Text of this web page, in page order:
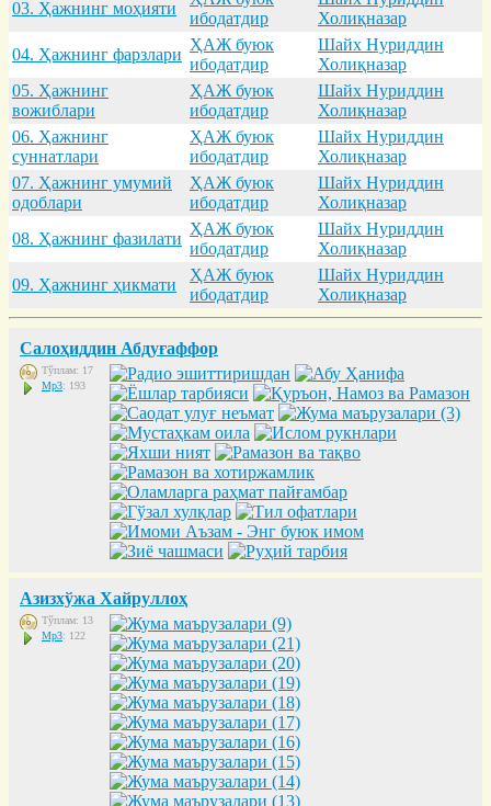
03. Ҳaжнинг моҳияти
ибодатдир
Холиқназар
04. Ҳaжнинг фaрзлaри
ҲАЖ буюк
ибодатдир
Шайх Нуриддин
Холиқназар
05. Ҳaжнинг
вожиблaри
ҲАЖ буюк
ибодатдир
Шайх Нуриддин
Холиқназар
06. Ҳaжнинг
суннaтлaри
ҲАЖ буюк
ибодатдир
Шайх Нуриддин
Холиқназар
07. Ҳaжнинг умумий
одоблaри
ҲАЖ буюк
ибодатдир
Шайх Нуриддин
Холиқназар
08. Ҳaжнинг фaзилaти
ҲАЖ буюк
ибодатдир
Шайх Нуриддин
Холиқназар
09. Ҳaжнинг ҳикмaти
ҲАЖ буюк
ибодатдир
Шайх Нуриддин
Холиқназар
Салоҳиддин Абдуғаффор
Тўплам: 17
Mp3: 193
Азизхўжа Хайруллоҳ
Тўплам: 13
Mp3: 122